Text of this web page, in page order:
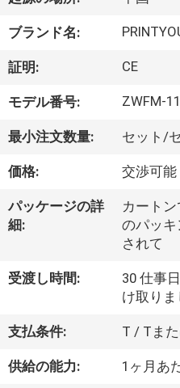
ク
ト
ビ
オ
達
つ
い
ブランド名:
証明: CE
モデル番号: ZWFM-
最小注文数量: セット/
価格: 交渉可能
パッケージの詳
細:
カート
のパッ
されて
受渡し時間:
30 仕事
け取りま
支払条件: T / Tま
供給の能力: 1ヶ月あ